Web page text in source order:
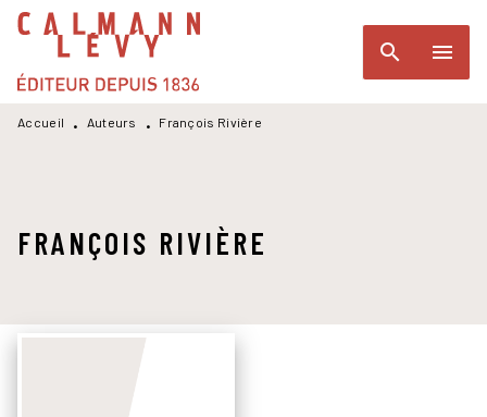
MENU RECHERCHE
PIED DE PAGE
search menu
Accueil • Auteurs • François Rivière
FRANÇOIS RIVIÈRE